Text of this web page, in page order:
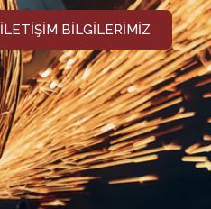
İLETİŞİM BİLGİLERİMİZ